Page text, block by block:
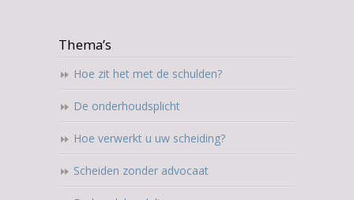
Thema’s
Hoe zit het met de schulden?
De onderhoudsplicht
Hoe verwerkt u uw scheiding?
Scheiden zonder advocaat